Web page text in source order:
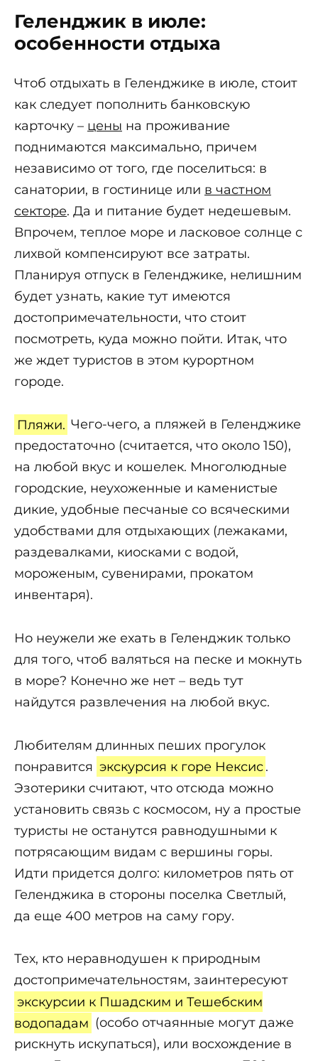
Геленджик в июле:
особенности отдыха
Чтоб отдыхать в Геленджике в июле, стоит
как следует пополнить банковскую
карточку – цены на проживание
поднимаются максимально, причем
независимо от того, где поселиться: в
санатории, в гостинице или в частном
секторе. Да и питание будет недешевым.
Впрочем, теплое море и ласковое солнце с
лихвой компенсируют все затраты.
Планируя отпуск в Геленджике, нелишним
будет узнать, какие тут имеются
достопримечательности, что стоит
посмотреть, куда можно пойти. Итак, что
же ждет туристов в этом курортном
городе.
Пляжи. Чего-чего, а пляжей в Геленджике
предостаточно (считается, что около 150),
на любой вкус и кошелек. Многолюдные
городские, неухоженные и каменистые
дикие, удобные песчаные со всяческими
удобствами для отдыхающих (лежаками,
раздевалками, киосками с водой,
мороженым, сувенирами, прокатом
инвентаря).
Но неужели же ехать в Геленджик только
для того, чтоб валяться на песке и мокнуть
в море? Конечно же нет – ведь тут
найдутся развлечения на любой вкус.
Любителям длинных пеших прогулок
понравится экскурсия к горе Нексис .
Эзотерики считают, что отсюда можно
установить связь с космосом, ну а простые
туристы не останутся равнодушными к
потрясающим видам с вершины горы.
Идти придется долго: километров пять от
Геленджика в стороны поселка Светлый,
да еще 400 метров на саму гору.
Тех, кто неравнодушен к природным
достопримечательностям, заинтересуют
экскурсии к Пшадским и Тешебским
водопадам (особо отчаянные могут даже
рискнуть искупаться), или восхождение в